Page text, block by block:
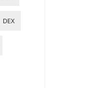
DEX